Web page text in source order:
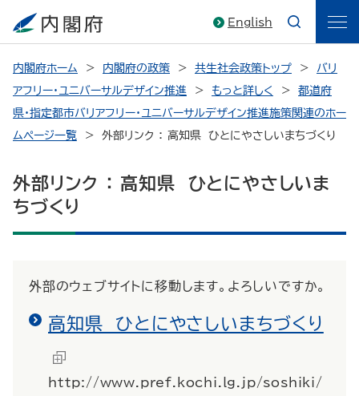
English
内閣府ホーム 内閣府の政策 共生社会政策トップ
バリ
アフリー・ユニバーサルデザイン推進
もっと詳しく
都道府
県・指定都市バリアフリー・ユニバーサルデザイン推進施策関連のホー
ムページ一覧
外部リンク ： 高知県 ひとにやさしいまちづくり
外部リンク ： 高知県 ひとにやさしいま
ちづくり
外部のウェブサイトに移動します。よろしいですか。
高知県 ひとにやさしいまちづくり
http://www.pref.kochi.lg.jp/soshiki/